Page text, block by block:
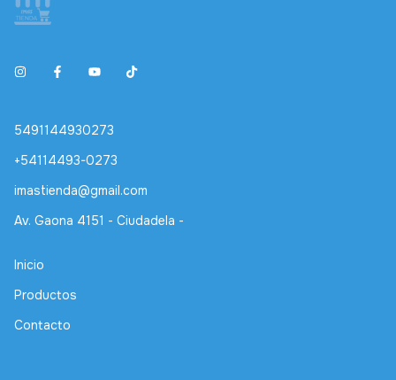
5491144930273
+54114493-0273
imastienda@gmail.com
Av. Gaona 4151 - Ciudadela -
Inicio
Productos
Contacto